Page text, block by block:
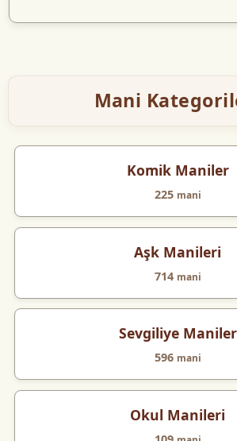
Mani
Komik Maniler
225 mani
Aşk Manileri
714 mani
Sevgiliye Maniler
596 mani
Okul Manileri